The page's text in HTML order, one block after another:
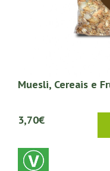
Muesli, Cereais e
3,70€